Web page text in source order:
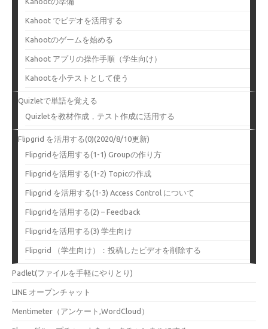
Kahoot でビデオを活用する
Kahootのゲームを始める
Kahoot アプリの操作手順（学生向け）
Kahootを小テストとして使う
Quizletで単語を覚える
Quizletを教材作成，テスト作成に活用する
Flipgrid を活用する(0)(2020/8/10更新)
Flipgridを活用する(1-1) Groupの作り方
Flipgridを活用する(1-2) Topicの作成
Flipgrid を活用する(1-3) Access Control について
Flipgridを活用する(2) – Feedback
Flipgridを活用する(3) 学生向け
Flipgrid （学生向け）：投稿したビデオを削除する
Padlet(ファイルを手軽にやりとり)
LINE オープンチャット
Mentimeter（アンケート,WordCloud）